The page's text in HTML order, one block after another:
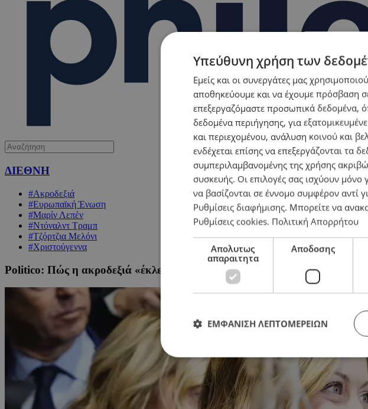
ΔΙΕΘΝΗ
#Ακροδεξιά
#Ευρωπαϊκή Ένωση
#Μαρίν Λεπέν
#Ντόναλντ Τραμπ
#Τζόρτζια Μελόνι
#Χριστούγεννα
Politico: Πώς η ακροδεξιά «έκλεψε» τα Χριστούγεννα – Η μετατροπή σε
Υπεύθυνη χρήση των
Εμείς και οι συνεργάτες μας
αποθηκεύουμε και να έχουμε πρόσβαση
επεξεργαζόμαστε προσωπικά δεδομένα,
δεδομένα περιήγησης, για
και περιεχομένου, ανάλυση κοινού και
ενδέχεται επίσης να επεξεργάζονται τα
συμπεριλαμβανομένης της χρήσης
συσκευής. Οι επιλογές σας ισχύουν
να βασίζονται σε έννομο συμφέρον αντί
Ρυθμίσεις διαφήμισης. Μπορείτε να
Ρυθμίσεις cookies. Πολιτική Απορρήτου
Απολυτως
απαραιτητα
Αποδοσης
ΕΜΦΑΝΙΣΗ ΛΕΠΤΟΜΕΡΕΙΩΝ